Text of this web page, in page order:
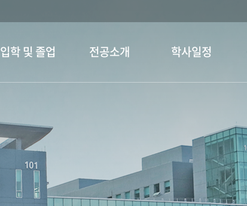
입학 및 졸업 전공소개 학사일정